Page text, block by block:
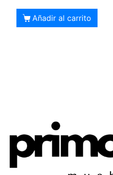
Añadir al carrito